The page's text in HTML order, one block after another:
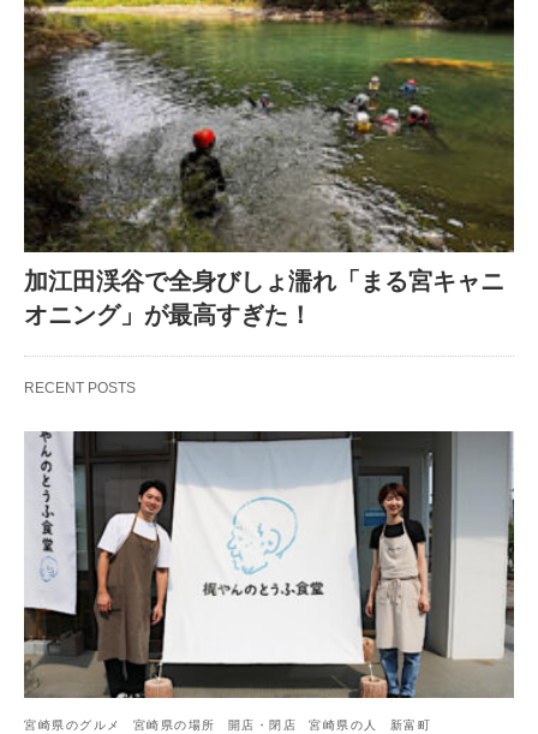
加江田渓谷で全身びしょ濡れ「まる宮キャニ
オニング」が最高すぎた！
RECENT POSTS
宮崎県のグルメ 宮崎県の場所 開店・閉店 宮崎県の人 新富町